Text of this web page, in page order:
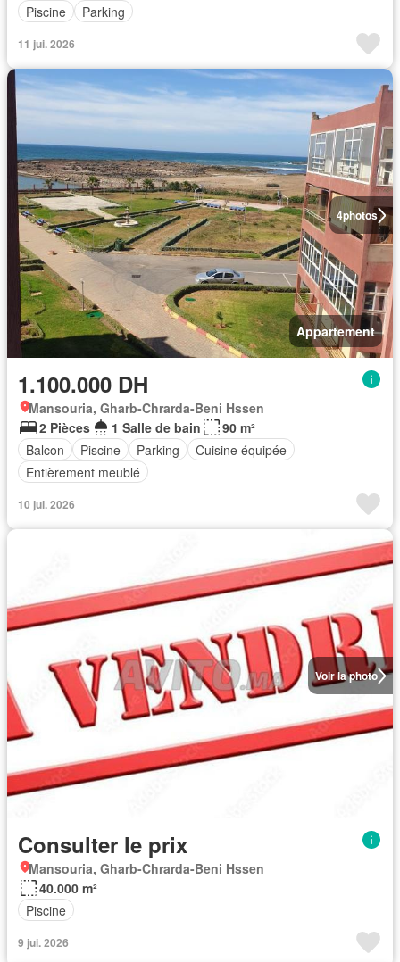
Piscine
Parking
11 jui. 2026
4photos
Appartement
1.100.000 DH
Mansouria, Gharb-Chrarda-Beni Hssen
2 Pièces
1 Salle de bain
90 m²
Balcon
Piscine Parking
Cuisine équipée
Entièrement meublé
10 jui. 2026
Voir la photo
Consulter le prix
Mansouria, Gharb-Chrarda-Beni Hssen
40.000 m²
Piscine
9 jui. 2026